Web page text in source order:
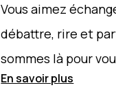
Vous aimez
débattre, rire et
sommes là pour
En savoir plus